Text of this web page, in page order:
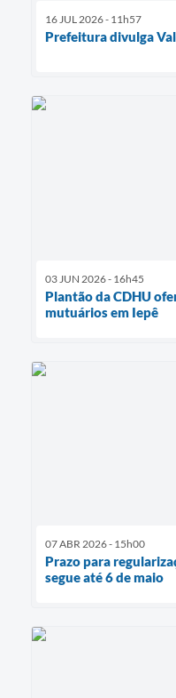
16 JUL 2026 - 11h57
Prefeitura divulga
03 JUN 2026 - 16h45
Plantão da CDHU
mutuários em Iepê
07 ABR 2026 - 15h00
Prazo para
segue até 6 de maio